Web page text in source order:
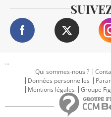
...
Qui sommes-nous ?
Données personnelles
Mentions légales
Groupe